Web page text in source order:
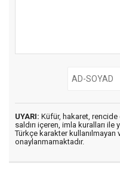
UYARI: Küfür, hakaret,
saldırı içeren, imla kuralları ile
Türkçe karakter kullanılmayan
onaylanmamaktadır.